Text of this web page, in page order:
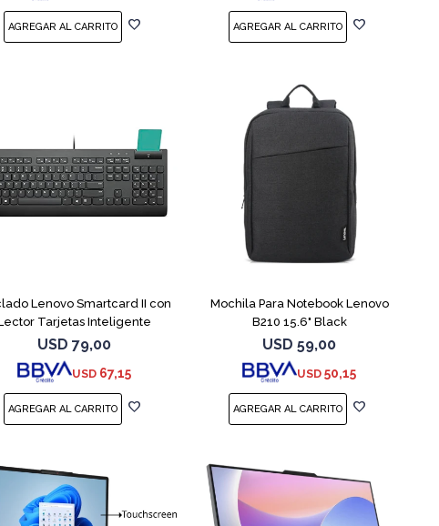
Lenovo Smartcard II con
Tarjetas Inteligente
USD 79,00
USD 67,15
Mochila Para Notebook Lenovo
B210 15.6" Black
USD 59,00
USD 50,15